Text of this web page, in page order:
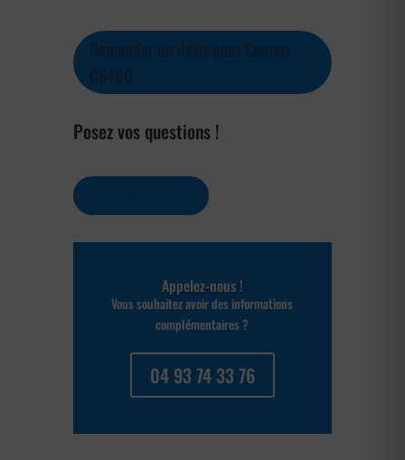
Posez vos questions !
Appelez-nous !
Vous souhaitez avoir des informations
complémentaires ?
04 93 74 33 76